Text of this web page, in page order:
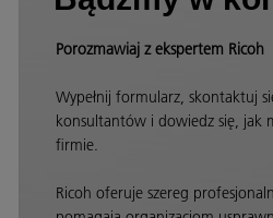
Porozmawiaj z ekspertem Ricoh
Wypełnij formularz, skontaktuj
konsultantów i dowiedz się, jak
firmie.
Ricoh oferuje szereg